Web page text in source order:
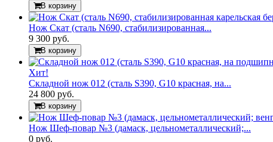
В корзину
Нож Скат (сталь N690, стабилизированная...
9 300 руб.
В корзину
Хит!
Складной нож 012 (сталь S390, G10 красная, на...
24 800 руб.
В корзину
Нож Шеф-повар №3 (дамаск, цельнометаллический;...
0 руб.